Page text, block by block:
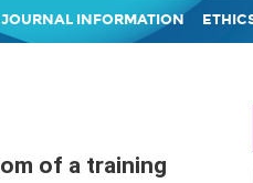
JOURNAL INFORMATION
of a training